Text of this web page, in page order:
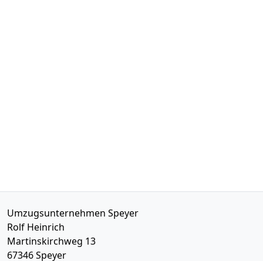
Umzugsunternehmen Speyer
Rolf Heinrich
Martinskirchweg 13
67346Speyer